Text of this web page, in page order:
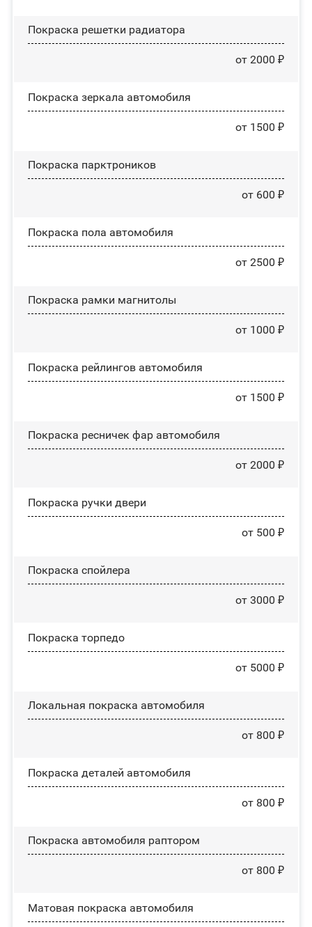
Покраска решетки радиатора
от 2000 ₽
Покраска зеркала автомобиля
от 1500 ₽
Покраска парктроников
от 600 ₽
Покраска пола автомобиля
от 2500 ₽
Покраска рамки магнитолы
от 1000 ₽
Покраска рейлингов автомобиля
от 1500 ₽
Покраска ресничек фар автомобиля
от 2000 ₽
Покраска ручки двери
от 500 ₽
Покраска спойлера
от 3000 ₽
Покраска торпедо
от 5000 ₽
Локальная покраска автомобиля
от 800 ₽
Покраска деталей автомобиля
от 800 ₽
Покраска автомобиля раптором
от 800 ₽
Матовая покраска автомобиля